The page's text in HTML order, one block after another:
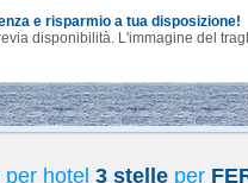
e risparmio a tua disposizione!
disponibilità. L'immagine del
hotel 3 stelleper